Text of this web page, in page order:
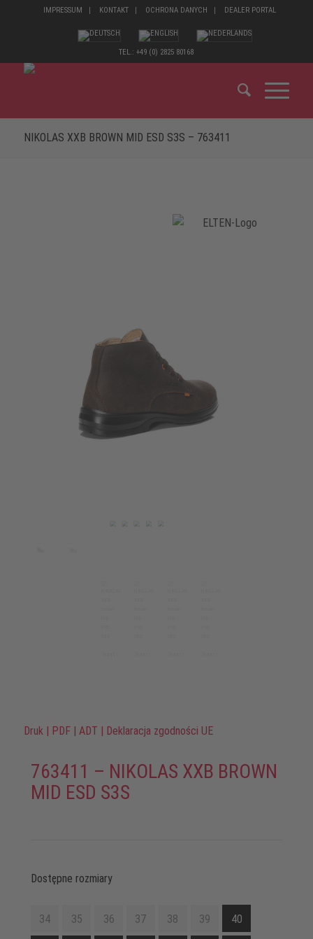
IMPRESSUM KONTAKT OCHRONA DANYCH DEALER PORTAL
TEL.: +49 (0) 2825 80168
NIKOLAS XXB BROWN MID ESD S3S – 763411
Druk | PDF | ADT | Deklaracja zgodności UE
763411 – NIKOLAS XXB BROWN
MID ESD S3S
Dostępne rozmiary
34 35 36 37 38 39 40